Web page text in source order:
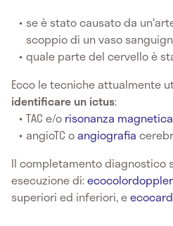
se è stato causato da
scoppio di un vaso
quale parte del cervello è
Ecco le tecniche attualmente
identificare un ictus:
TAC e/o risonanza
angioTC oangiografia
Il completamento diagnostico
esecuzione di:
superiori ed inferiori, e